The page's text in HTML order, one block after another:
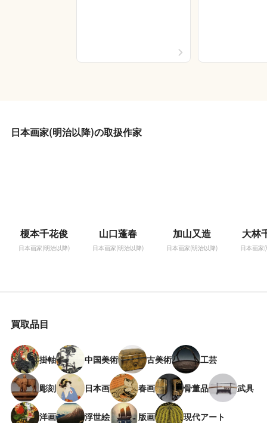
日本画家(明治以降)の取扱作家
榎本千花俊
日本画家(明治以降)
山口蓬春
日本画家(明治以降)
加山又造
日本画家(明治以降)
大林
日本画家
買取品目
掛軸 中国美術 古美術 工芸
彫刻 日本画 春画 骨董品 武具
洋画 浮世絵 版画 現代アート